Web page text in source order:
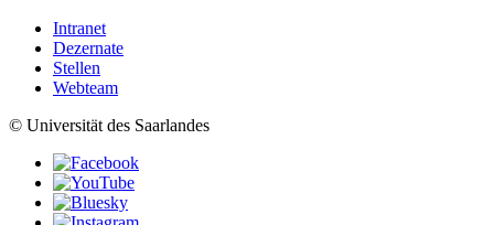
Intranet
Dezernate
Stellen
Webteam
© Universität des Saarlandes